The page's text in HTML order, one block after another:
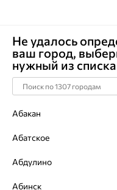
Главная Каталог
Браслет,
БР772961б
Артикул:
Не удалось
ваш город,
нужный из
Абакан
Абатское
Абдулино
Абинск